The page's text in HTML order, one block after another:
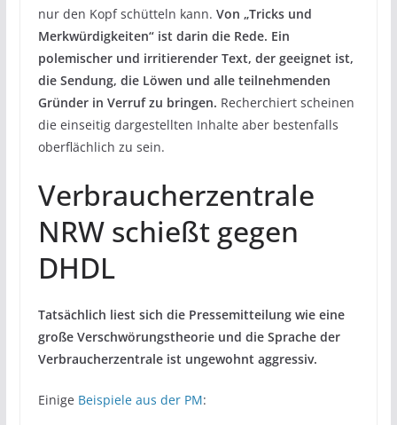
nur den Kopf schütteln kann. Von „Tricks und
Merkwürdigkeiten“ ist darin die Rede. Ein
polemischer und irritierender Text, der geeignet ist,
die Sendung, die Löwen und alle teilnehmenden
Gründer in Verruf zu bringen. Recherchiert scheinen
die einseitig dargestellten Inhalte aber bestenfalls
oberflächlich zu sein.
Verbraucherzentrale
NRW schießt gegen
DHDL
Tatsächlich liest sich die Pressemitteilung wie eine
große Verschwörungstheorie und die Sprache der
Verbraucherzentrale ist ungewohnt aggressiv.
Einige Beispiele aus der PM: